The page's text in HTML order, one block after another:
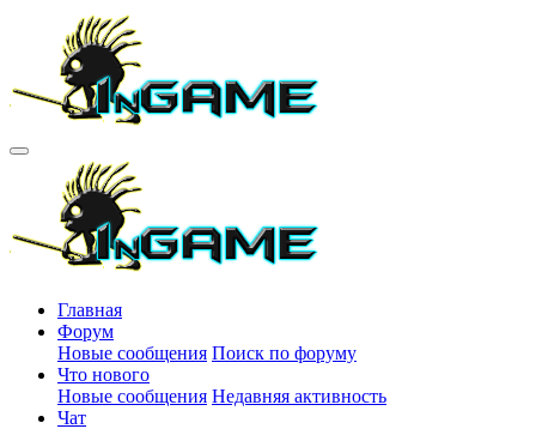
Главная
Форум
Новые сообщения Поиск по форуму
Что нового
Новые сообщения Недавняя активность
Чат